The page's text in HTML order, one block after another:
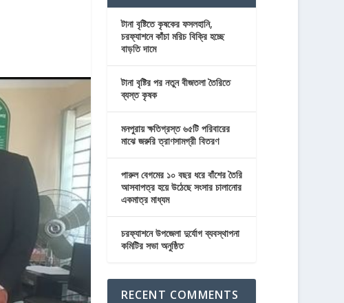
টানা বৃষ্টিতে কৃষকের ফসলহানি,
চরফ্যাশনে কাঁচা মরিচ বিক্রি হচ্ছে
বাড়তি দামে
টানা বৃষ্টির পর নতুন বীজতলা তৈরিতে
ব্যস্ত কৃষক
মনপুরায় ক্ষতিগ্রস্ত ৬৫টি পরিবারের
মাঝে জরুরি ত্রাণসামগ্রী বিতরণ
পারুল বেগমের ১০ বছর ধরে বাঁশের তৈরি
আসবাপত্র হয়ে উঠেছে সংসার চালানোর
একমাত্র মাধ্যম
চরফ্যাশনে উপজেলা দুর্যোগ ব্যবস্থাপনা
কমিটির সভা অনুষ্ঠিত
RECENT COMMENTS